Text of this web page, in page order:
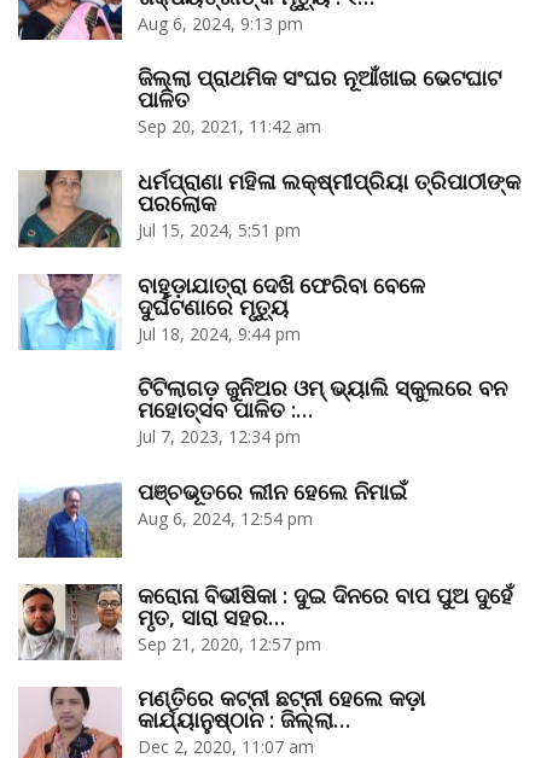
Aug 6, 2024, 9:13 pm
ଜିଲ୍ଲା ପ୍ରାଥମିକ ସଂଘର ନୂଆଁଖାଇ ଭେଟଘାଟ
ପାଳିତ
Sep 20, 2021, 11:42 am
ଧର୍ମପ୍ରାଣା ମହିଳା ଲକ୍ଷ୍ମୀପ୍ରିୟା ତ୍ରିପାଠୀଙ୍କ
ପରଲୋକ
Jul 15, 2024, 5:51 pm
ବାହୁଡ଼ାଯାତ୍ରା ଦେଖି ଫେରିବା ବେଳେ
ଦୁର୍ଘଟଣାରେ ମୃତ୍ୟୁ
Jul 18, 2024, 9:44 pm
ଟିଟିଲାଗଡ଼ ଜୁନିଅର ଓମ୍‌ ଭ୍ୟାଲି ସ୍କୁଲରେ ବନ
ମହୋତ୍ସବ ପାଳିତ :…
Jul 7, 2023, 12:34 pm
ପଞ୍ଚଭୂତରେ ଲୀନ ହେଲେ ନିମାଇଁ
Aug 6, 2024, 12:54 pm
କରୋନା ବିଭୀଷିକା : ଦୁଇ ଦିନରେ ବାପ ପୁଅ ଦୁହେଁ
ମୃତ, ସାରା ସହର…
Sep 21, 2020, 12:57 pm
ମଣ୍ତିରେ କଟ୍‌ନୀ ଛଟ୍‌ନୀ ହେଲେ କଡ଼ା
କାର୍ଯ୍ୟାନୁଷ୍ଠାନ : ଜିଲ୍ଲା…
Dec 2, 2020, 11:07 am